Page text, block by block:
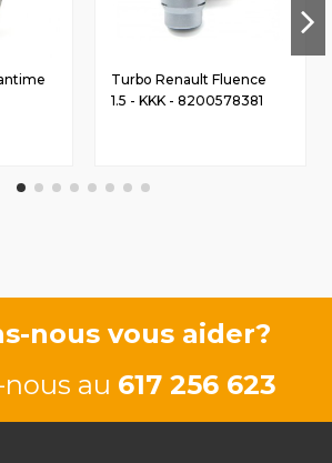
Turbo Renault Fluence
1.5 - KKK - 8200578381
nous vous aider?
au 617 256 623